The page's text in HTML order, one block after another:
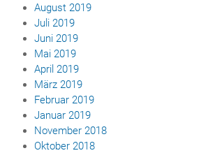
August 2019
Juli 2019
Juni 2019
Mai 2019
April 2019
März 2019
Februar 2019
Januar 2019
November 2018
Oktober 2018